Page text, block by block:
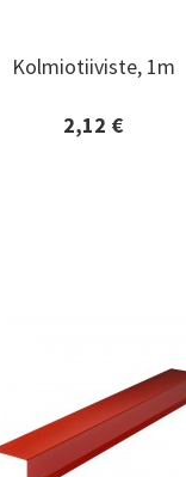
Kolmiotiiviste, 1m
2,12 €
Kolmiotiiviste, 1m
Lisätiedot ja tilaaminen